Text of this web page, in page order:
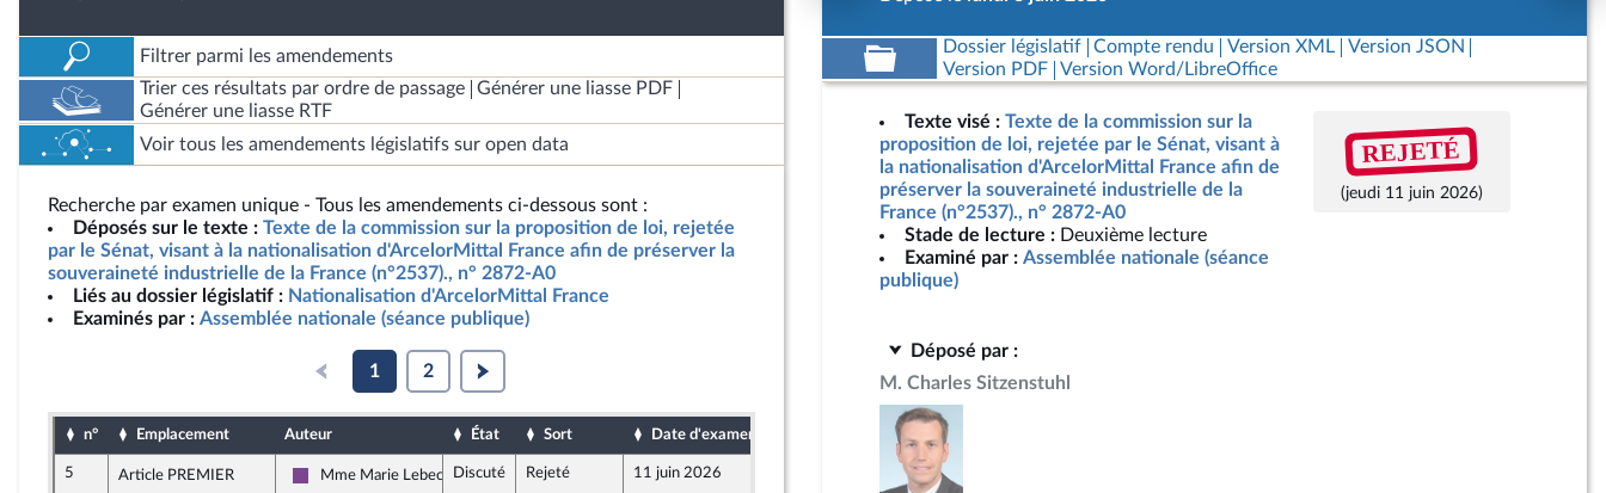
Filtrer parmi les amendements
Trier ces résultats par ordre de passage
Générer une liasse PDF
Générer une liasse RTF
Voir tous les amendements législatifs sur open data
Recherche par examen unique - Tous les amendements ci-dessous sont :
Déposés sur le texte : Texte de la commission sur la proposition de loi, rejetée
par le Sénat, visant à la nationalisation d'ArcelorMittal France afin de préserver la
souveraineté industrielle de la France (n°2537)., n° 2872-A0
Liés au dossier législatif : Nationalisation d'ArcelorMittal France
Examinés par : Assemblée nationale (séance publique)
1 2
n° Emplacement Auteur État Sort Date d'examen
5 Article PREMIER
Ensemble pour la République
Mme Marie Lebec Discuté Rejeté 11 juin 2026
Dossier législatif Compte rendu Version XML
Version JSON
Version PDF
Version Word/LibreOffice
Texte visé : Texte de la commission sur la
proposition de loi, rejetée par le Sénat, visant à
la nationalisation d'ArcelorMittal France afin de
préserver la souveraineté industrielle de la
France (n°2537)., n° 2872-A0
Stade de lecture : Deuxième lecture
Examiné par : Assemblée nationale (séance
publique)
REJETÉ
(jeudi 11 juin 2026)
Déposé par :
M. Charles Sitzenstuhl